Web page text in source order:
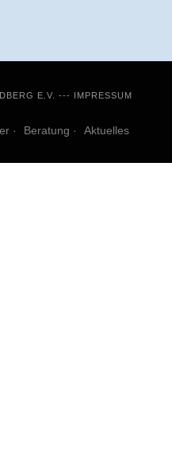
Beratung Aktuelles
E.V. --- IMPRESSUM